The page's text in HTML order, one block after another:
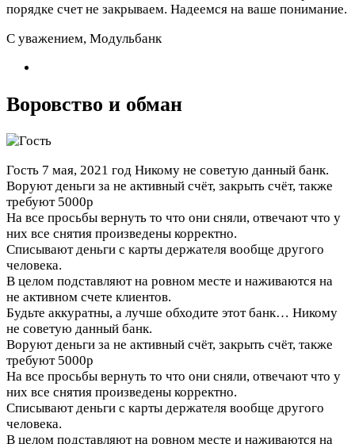
порядке счет не закрываем. Надеемся на ваше понимание.
С уважением, Модульбанк
Воровство и обман
Гость 7 мая, 2021 год Никому не советую данный банк.
Воруют деньги за не активный счёт, закрыть счёт, также
требуют 5000р
На все просьбы вернуть то что они сняли, отвечают что у
них все снятия произведены корректно.
Списывают деньги с карты держателя вообще другого
человека.
В целом подставляют на ровном месте и наживаются на
не активном счете клиентов.
Будьте аккуратны, а лучше обходите этот банк… Никому
не советую данный банк.
Воруют деньги за не активный счёт, закрыть счёт, также
требуют 5000р
На все просьбы вернуть то что они сняли, отвечают что у
них все снятия произведены корректно.
Списывают деньги с карты держателя вообще другого
человека.
В целом подставляют на ровном месте и наживаются на